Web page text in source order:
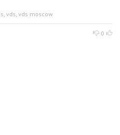
, vds, vds moscow
0